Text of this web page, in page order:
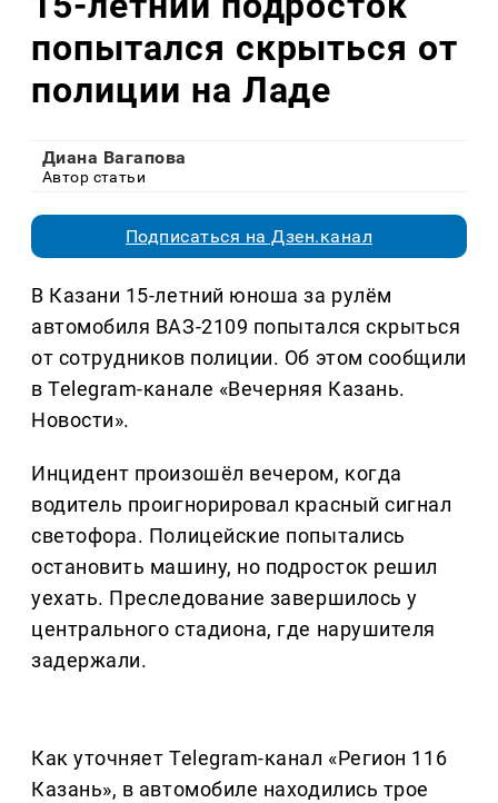
попытался скрыться от
полиции на Ладе
Диана Вагапова
Автор статьи
Подписаться на Дзен.канал
В Казани 15-летний юноша за рулём
автомобиля ВАЗ-2109 попытался скрыться
от сотрудников полиции. Об этом сообщили
в Telegram-канале «Вечерняя Казань.
Новости».
Инцидент произошёл вечером, когда
водитель проигнорировал красный сигнал
светофора. Полицейские попытались
остановить машину, но подросток решил
уехать. Преследование завершилось у
центрального стадиона, где нарушителя
задержали.
Как уточняет Telegram-канал «Регион 116
Казань», в автомобиле находились трое